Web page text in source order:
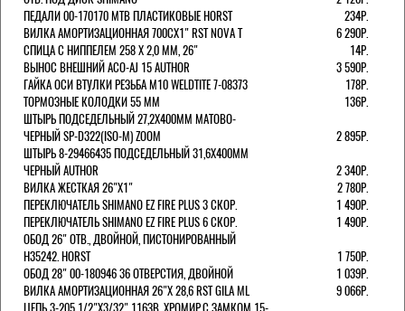
ПЕДАЛИ 00-170170 МТВ ПЛАСТИКОВЫЕ HORST
234Р.
ВИЛКА АМОРТИЗАЦИОННАЯ 700СХ1" RST NOVA T
6 290Р.
СПИЦА С НИППЕЛЕМ 258 Х 2,0 ММ, 26"
14Р.
ВЫНОС ВНЕШНИЙ ACO-AJ 15 AUTHOR
3 590Р.
ГАЙКА ОСИ ВТУЛКИ РЕЗЬБА М10 WELDTITE 7-08373
178Р.
ТОРМОЗНЫЕ КОЛОДКИ 55 ММ
136Р.
ШТЫРЬ ПОДСЕДЕЛЬНЫЙ 27,2Х400ММ МАТОВО-
ЧЕРНЫЙ SP-D322(ISO-M) ZOOM
2 895Р.
ШТЫРЬ 8-29466435 ПОДСЕДЕЛЬНЫЙ 31,6X400ММ
ЧЕРНЫЙ AUTHOR
2 340Р.
ВИЛКА ЖЕСТКАЯ 26"Х1"
2 780Р.
ПЕРЕКЛЮЧАТЕЛЬ SHIMANO EZ FIRE PLUS 3 СКОР.
1 490Р.
ПЕРЕКЛЮЧАТЕЛЬ SHIMANO EZ FIRE PLUS 6 СКОР.
1 490Р.
ОБОД 26" ОТВ., ДВОЙНОЙ, ПИСТОНИРОВАННЫЙ
H35242. HORST
1 750Р.
ОБОД 28" 00-180946 36 ОТВЕРСТИЯ, ДВОЙНОЙ
1 039Р.
ВИЛКА АМОРТИЗАЦИОННАЯ 26"Х 28,6 RST GILA ML
9 066Р.
ЦЕПЬ 3-205 1/2"X3/32" 116ЗВ. ХРОМИР.С ЗАМКОМ 15-